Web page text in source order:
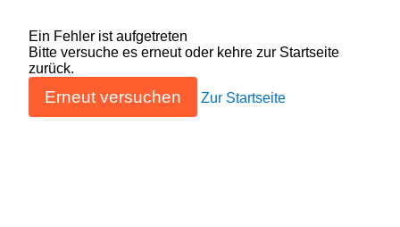
Ein Fehler ist aufgetreten
Bitte versuche es erneut oder kehre zur Startseite
zurück.
Erneut versuchen Zur Startseite